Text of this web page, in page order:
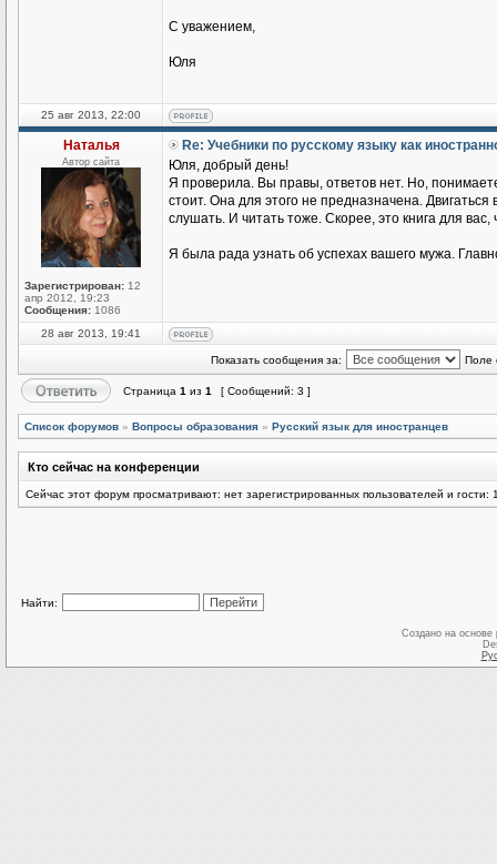
С уважением,
Юля
25 авг 2013, 22:00
Наталья
Автор сайта
Зарегистрирован: 12
апр 2012, 19:23
Сообщения: 1086
Re: Учебники по русскому языку как
Юля, добрый день!
Я проверила. Вы правы, ответов нет. Но,
стоит. Она для этого не предназначена.
слушать. И читать тоже. Скорее, это книга для
Я была рада узнать об успехах вашего мужа.
28 авг 2013, 19:41
Показать сообщения за: Поле
Страница 1 из 1 [ Сообщений: 3 ]
Список форумов » Вопросы образования » Русский язык для иностранцев
Кто сейчас на конференции
Сейчас этот форум просматривают: нет зарегистрированных пользователей и гости:
Найти:
Создано на основе